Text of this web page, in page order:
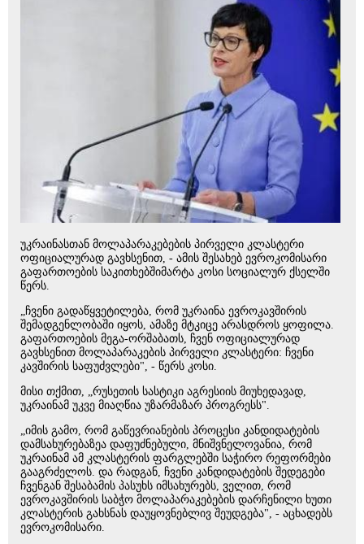
უკრაინასთან მოლაპარაკებების პირველი კლასტერი
ოფიციალურად გავხსენით, - ამის შესახებ ევროკომისარი
გაფართოების საკითხებშიმარტა კოსი სოციალურ ქსელში
წერს.
„ჩვენი გადაწყვეტილება, რომ უკრაინა ევროკავშირის
შემადგენლობაში იყოს, ამაზე მტკიცე არასდროს ყოფილა.
გაფართოების მეგა-ორშაბათს, ჩვენ ოფიციალურად
გავხსენით მოლაპარაკების პირველი კლასტერი: ჩვენი
კავშირის საფუძვლები", - წერს კოსი.
მისი თქმით, „რუსეთის სასტიკი აგრესიის მიუხედავად,
უკრაინამ უკვე მიაღწია უზარმაზარ პროგრესს".
„იმის გამო, რომ გაწევრიანების პროცესი კანდიდატების
დამსახურებაზეა დაფუძნებული, მნიშვნელოვანია, რომ
უკრაინამ ამ კლასტერის ფარგლებში საჭირო რეფორმები
გააგრძელოს. და რადგან, ჩვენი კანდიდატების შედეგები
ჩვენგან შესაბამის პასუხს იმსახურებს, ველით, რომ
ევროკავშირის საბჭო მოლაპარაკებების დარჩენილი ხუთი
კლასტერის გახსნას დაუყოვნებლივ შეუდგება", - აცხადებს
ევროკომისარი.